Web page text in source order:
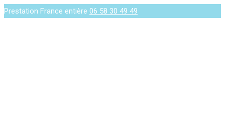
Prestation France entière 06 58 30 49 49